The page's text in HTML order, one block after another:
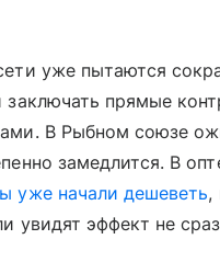
уже пытаются
заключать прямые
В Рыбном союзе
замедлится. В
уже начали дешеветь,
увидят эффект не